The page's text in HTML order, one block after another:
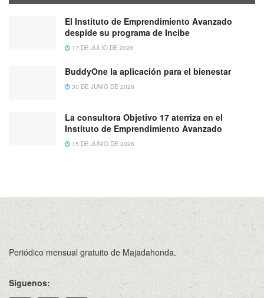
El Instituto de Emprendimiento Avanzado
despide su programa de Incibe
17 DE JULIO DE 2026
BuddyOne la aplicación para el bienestar
30 DE JUNIO DE 2026
La consultora Objetivo 17 aterriza en el
Instituto de Emprendimiento Avanzado
15 DE JUNIO DE 2026
Periódico mensual gratuito de Majadahonda.
Síguenos: